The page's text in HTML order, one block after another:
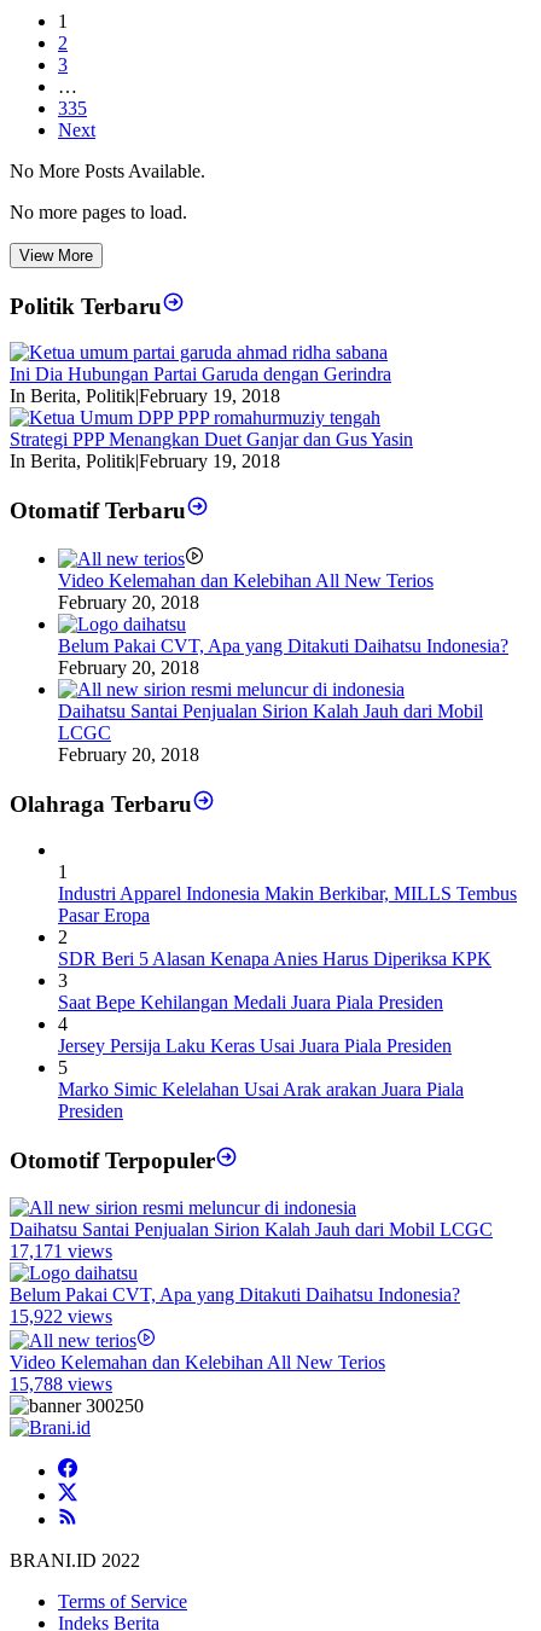
1
2
3
…
335
Next
No More Posts Available.
No more pages to load.
View More
Politik Terbaru
Ini Dia Hubungan Partai Garuda dengan Gerindra
In Berita, Politik|February 19, 2018
Strategi PPP Menangkan Duet Ganjar dan Gus Yasin
In Berita, Politik|February 19, 2018
Otomatif Terbaru
Video Kelemahan dan Kelebihan All New Terios
February 20, 2018
Belum Pakai CVT, Apa yang Ditakuti Daihatsu Indonesia?
February 20, 2018
Daihatsu Santai Penjualan Sirion Kalah Jauh dari Mobil
LCGC
February 20, 2018
Olahraga Terbaru
1
Industri Apparel Indonesia Makin Berkibar, MILLS Tembus
Pasar Eropa
2
SDR Beri 5 Alasan Kenapa Anies Harus Diperiksa KPK
3
Saat Bepe Kehilangan Medali Juara Piala Presiden
4
Jersey Persija Laku Keras Usai Juara Piala Presiden
5
Marko Simic Kelelahan Usai Arak arakan Juara Piala
Presiden
Otomotif Terpopuler
Daihatsu Santai Penjualan Sirion Kalah Jauh dari Mobil LCGC
17,171 views
Belum Pakai CVT, Apa yang Ditakuti Daihatsu Indonesia?
15,922 views
Video Kelemahan dan Kelebihan All New Terios
15,788 views
BRANI.ID 2022
Terms of Service
Indeks Berita